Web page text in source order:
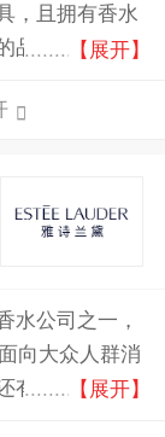
，且拥有香水
品牌，专业行
【展开】
水公司之一，
向大众人群消
有其他的分支
【展开】